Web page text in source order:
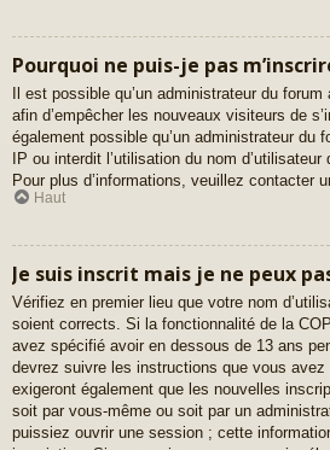
Pourquoi ne puis-je pas
Il est possible qu’un administrateur du
afin d’empêcher les nouveaux visiteurs de
également possible qu’un administrateur du
IP ou interdit l’utilisation du nom
Pour plus d’informations, veuillez contacter
Haut
Je suis inscrit mais je ne peux
Vérifiez en premier lieu que votre nom
soient corrects. Si la fonctionnalité de la
avez spécifié avoir en dessous de 13 ans
devrez suivre les instructions que vous
exigeront également que les nouvelles
soit par vous-même ou soit par un
puissiez ouvrir une session ; cette